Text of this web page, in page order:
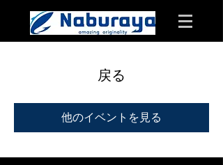
戻る
他のイベントを見る